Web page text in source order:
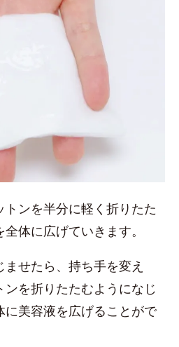
ンを半分に軽く折りたた
体に広げていきます。
せたら、持ち手を変え
を折りたたむようになじ
に美容液を広げることがで